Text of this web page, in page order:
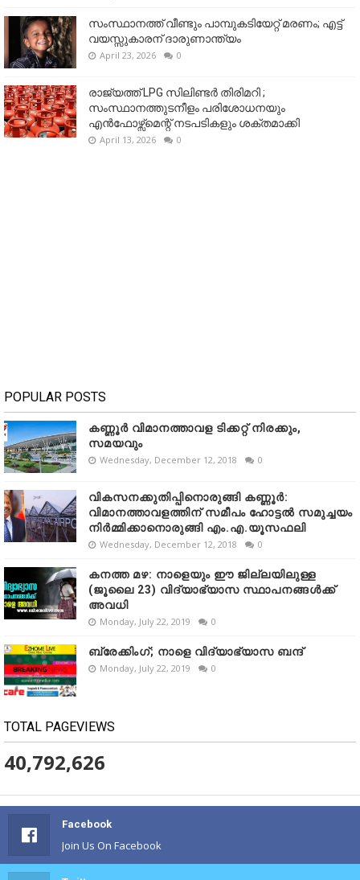
സംസ്ഥാനത്ത് വീണ്ടും പാമ്പുകടിയേറ്റ് മരണം; എട്ട്
വയസ്സുകാരന് ദാരുണാന്ത്യം
April 23, 2026 0
രാജ്യത്ത് LPG സിലിണ്ടർ തിരിമറി ;
സംസ്ഥാനത്തുടനീളം പരിശോധനയും
എൻഫോഴ്സ്മെന്റ് നടപടികളും ശക്തമാക്കി
April 13, 2026 0
POPULAR POSTS
കണ്ണൂർ വിമാനത്താവള ടിക്കറ്റ് നിരക്കും,
സമയവും
Wednesday, December 12, 2018 0
വികസനക്കുതിപ്പിനൊരുങ്ങി കണ്ണൂർ:
വിമാനത്താവളത്തിന് സമീപം ഹോട്ടൽ സമുച്ചയം
നിർമ്മിക്കാനൊരുങ്ങി എം.എ.യൂസഫലി
Wednesday, December 12, 2018 0
കനത്ത മഴ: നാളെയും ഈ ജില്ലയിലുള്ള
(ജൂലൈ 23) വിദ്യാഭ്യാസ സ്ഥാപനങ്ങൾക്ക്
അവധി
Monday, July 22, 2019 0
ബ്രേക്കിംഗ്; നാളെ വിദ്യാഭ്യാസ ബന്ദ്
Monday, July 22, 2019 0
TOTAL PAGEVIEWS
40,792,626
Facebook
Join Us On Facebook